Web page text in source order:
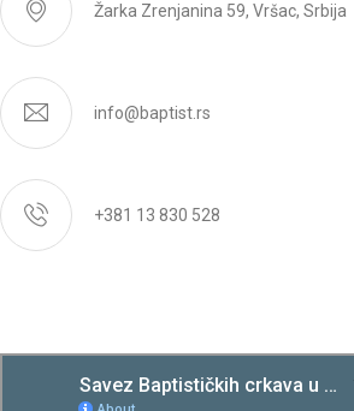
Žarka Zrenjanina 59, Vršac, Srbija
info@baptist.rs
+381 13 830 528